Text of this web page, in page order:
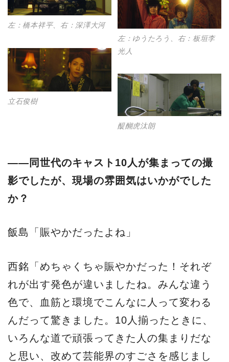
左：ゆうたろう、右：板垣李
光人
醍醐虎汰朗
左：橋本祥平、右：深澤大河
立石俊樹
――同世代のキャスト10人が集まっての撮
影でしたが、現場の雰囲気はいかがでした
か？
飯島「賑やかだったよね」
西銘「めちゃくちゃ賑やかだった！それぞ
れが出す発色が違いましたね。みんな違う
色で、血筋と環境でこんなに人って変わる
んだって驚きました。10人揃ったときに、
いろんな道で頑張ってきた人の集まりだな
と思い、改めて芸能界のすごさを感じまし